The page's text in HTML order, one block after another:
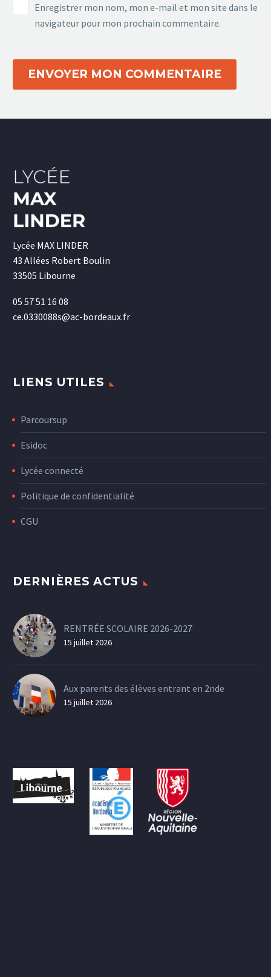
Enregistrer mon nom, mon e-mail et mon site dans le
navigateur pour mon prochain commentaire.
ENVOYER MON COMMENTAIRE
Lycée MAX LINDER
43 Allées Robert Boulin
33505 Libourne
05 57 51 16 08
ce.0330088s@ac-bordeaux.fr
LIENS UTILES
Parcoursup
Esidoc
Lycée connecté
Politique de confidentialité
CGU
DERNIÈRES ACTUS
RENTRÉE SCOLAIRE 2026-2027
15 juillet 2026
Aux parents des élèves entrant en 2nde
15 juillet 2026